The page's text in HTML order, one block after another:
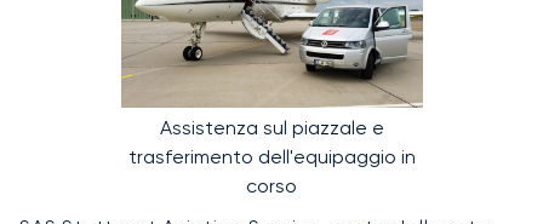
Assistenza sul piazzale e
trasferimento dell'equipaggio in
corso